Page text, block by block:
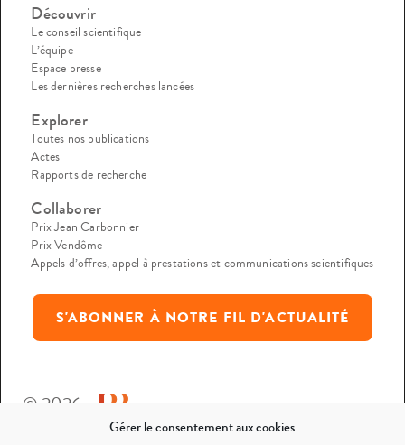
Gérer le consentement aux cookies
Découvrir
Le conseil scientifique
L’équipe
Espace presse
Les dernières recherches lancées
Explorer
Toutes nos publications
Actes
Rapports de recherche
Collaborer
Prix Jean Carbonnier
Prix Vendôme
Appels d’offres, appel à prestations et communications scientifiques
S'ABONNER À NOTRE FIL D'ACTUALITÉ
© 2026